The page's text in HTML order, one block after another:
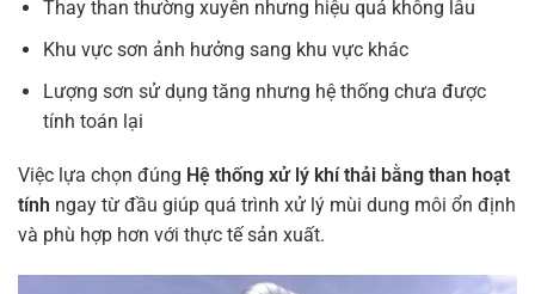
Thay than thường xuyên nhưng hiệu quả không lâu
Khu vực sơn ảnh hưởng sang khu vực khác
Lượng sơn sử dụng tăng nhưng hệ thống chưa được
tính toán lại
Việc lựa chọn đúng Hệ thống xử lý khí thải bằng than hoạt
tính ngay từ đầu giúp quá trình xử lý mùi dung môi ổn định
và phù hợp hơn với thực tế sản xuất.